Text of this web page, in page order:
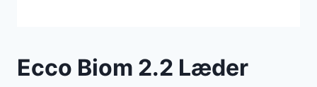
Ecco Biom 2.2 Læder